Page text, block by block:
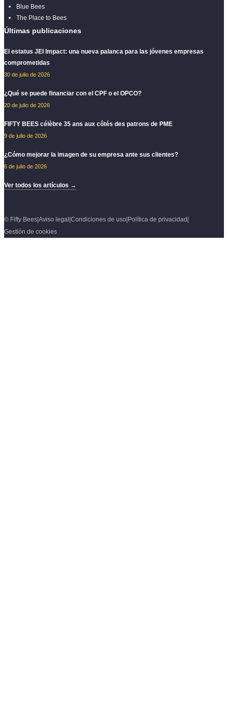
Blue Bees
The Place to Bees
Últimas publicaciones
El estatus JEI Impact: una nueva palanca para las jóvenes empresas
comprometidas
30 de julio de 2026
¿Qué se puede financiar con el CPF o el OPCO?
20 de julio de 2026
FIFTY BEES célèbre 35 ans aux côtés des patrons de PME
9 de julio de 2026
¿Cómo mejorar la imagen de su empresa ante sus clientes?
6 de julio de 2026
Ver todos los artículos →
© Fifty Bees|Aviso legal|Condiciones de uso|Política de privacidad|
Gestión de cookies